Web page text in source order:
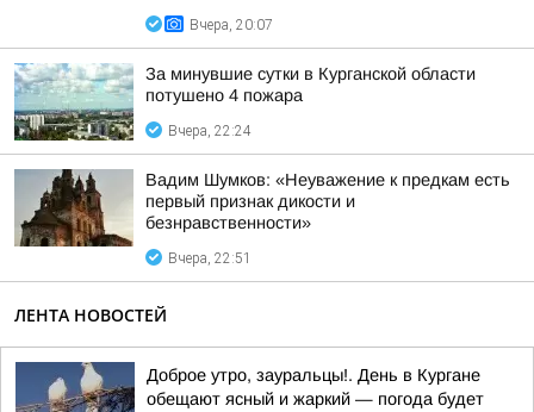
Вчера, 20:07
За минувшие сутки в Курганской области
потушено 4 пожара
Вчера, 22:24
Вадим Шумков: «Неуважение к предкам есть
первый признак дикости и
безнравственности»
Вчера, 22:51
ЛЕНТА НОВОСТЕЙ
Доброе утро, зауральцы!. День в Кургане
обещают ясный и жаркий — погода будет